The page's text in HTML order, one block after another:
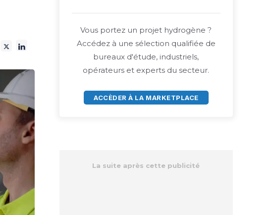
Vous portez un projet hydrogène ?
Accédez à une sélection qualifiée de
bureaux d'étude, industriels,
opérateurs et experts du secteur.
ACCÈDER À LA MARKETPLACE